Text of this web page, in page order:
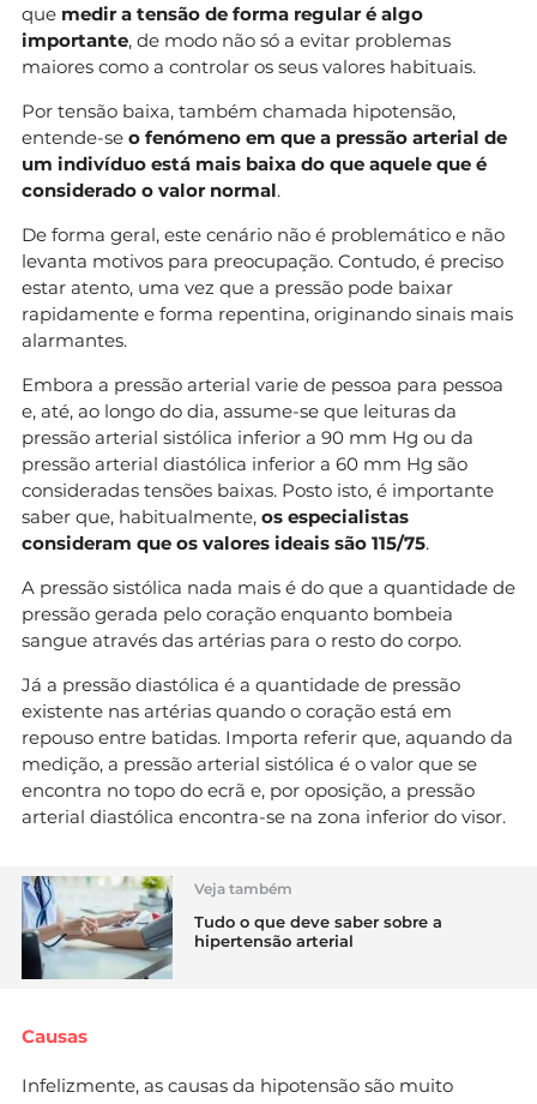
que medir a tensão de forma regular é algo
importante, de modo não só a evitar problemas
maiores como a controlar os seus valores habituais.
Por tensão baixa, também chamada hipotensão,
entende-se o fenómeno em que a pressão arterial de
um indivíduo está mais baixa do que aquele que é
considerado o valor normal.
De forma geral, este cenário não é problemático e não
levanta motivos para preocupação. Contudo, é preciso
estar atento, uma vez que a pressão pode baixar
rapidamente e forma repentina, originando sinais mais
alarmantes.
Embora a pressão arterial varie de pessoa para pessoa
e, até, ao longo do dia, assume-se que leituras da
pressão arterial sistólica inferior a 90 mm Hg ou da
pressão arterial diastólica inferior a 60 mm Hg são
consideradas tensões baixas. Posto isto, é importante
saber que, habitualmente, os especialistas
consideram que os valores ideais são 115/75.
A pressão sistólica nada mais é do que a quantidade de
pressão gerada pelo coração enquanto bombeia
sangue através das artérias para o resto do corpo.
Já a pressão diastólica é a quantidade de pressão
existente nas artérias quando o coração está em
repouso entre batidas. Importa referir que, aquando da
medição, a pressão arterial sistólica é o valor que se
encontra no topo do ecrã e, por oposição, a pressão
arterial diastólica encontra-se na zona inferior do visor.
Veja também
Tudo o que deve saber sobre a
hipertensão arterial
Causas
Infelizmente, as causas da hipotensão são muito